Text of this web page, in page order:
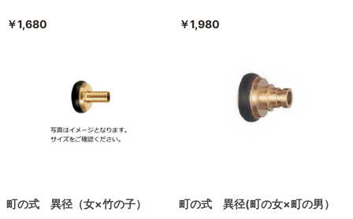
￥1,680 ￥1,980
町の式 異径（女×竹の子） 町の式 異径(町の女×町の男）